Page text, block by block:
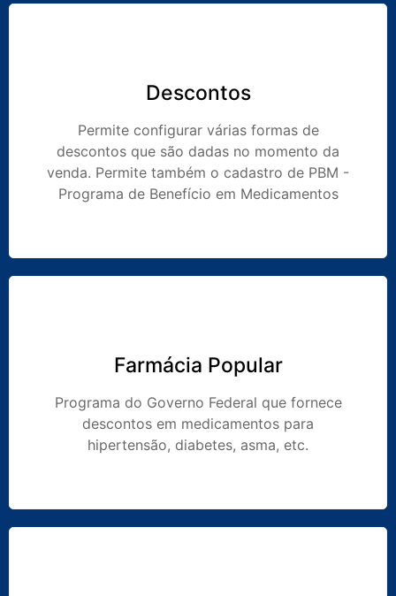
Descontos
Permite configurar várias formas de
descontos que são dadas no momento da
venda. Permite também o cadastro de PBM -
Programa de Benefício em Medicamentos
Farmácia Popular
Programa do Governo Federal que fornece
descontos em medicamentos para
hipertensão, diabetes, asma, etc.